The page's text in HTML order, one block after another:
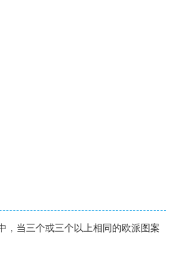
，当三个或三个以上相同的欧派图案